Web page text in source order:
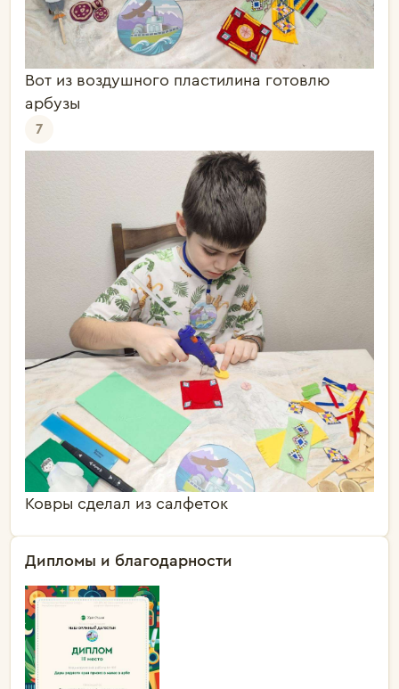
Вот из воздушного пластилина готовлю
арбузы
7
Ковры сделал из салфеток
Дипломы и благодарности